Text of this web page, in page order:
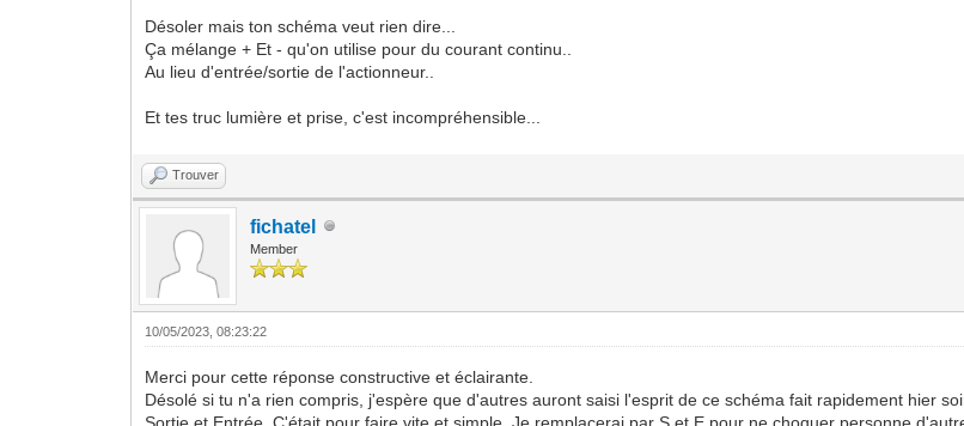
Désoler mais ton schéma veut rien dire...
Ça mélange + Et - qu'on utilise pour du courant continu..
Au lieu d'entrée/sortie de l'actionneur..
Et tes truc lumière et prise, c'est incompréhensible...
Trouver
fichatel
Member
10/05/2023, 08:23:22
Merci pour cette réponse constructive et éclairante.
Désolé si tu n'a rien compris, j'espère que d'autres auront saisi l'esprit de ce schéma fait rapidement hier